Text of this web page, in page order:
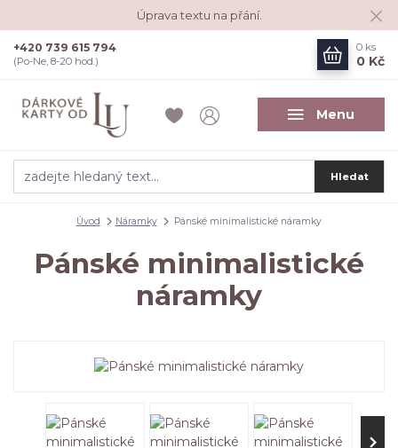
Úprava textu na přání.
Menu
Hledat
+420 739 615 794
(Po-Ne, 8-20 hod.)
0 ks
0 Kč
Úvod Náramky Pánské minimalistické náramky
Pánské minimalistické
náramky